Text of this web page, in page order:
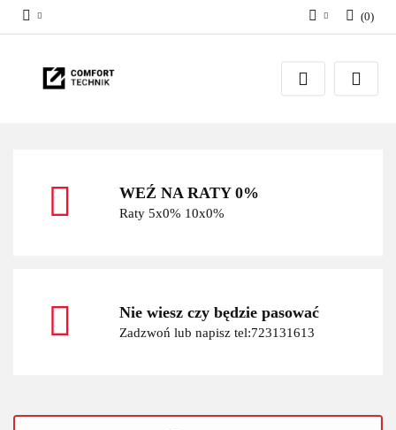
Zaloguj się
Zarejestruj się
(0)
WEŹ NA RATY 0%
Raty 5x0% 10x0%
Nie wiesz czy będzie pasować
Zadzwoń lub napisz tel:723131613